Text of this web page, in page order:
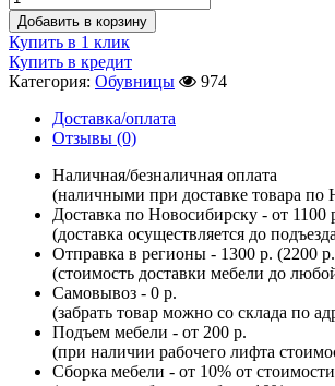
Добавить в корзину
Купить в 1 клик
Купить в кредит
Категория: Обувницы
974
Доставка/оплата
Отзывы (0)
Наличная/безналичная оплата
(наличными при доставке товара по
Доставка по Новосибирску - от 1100
(доставка осуществляется до
Отправка в регионы - 1300 р. (2200
(стоимость доставки мебели до
Самовывоз - 0 р.
(забрать товар можно со склада по
Подъем мебели - от 200 р.
(при наличии рабочего лифта
Сборка мебели - от 10% от стоимости